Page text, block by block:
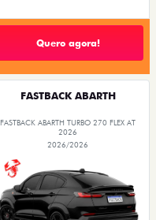
Quero agora!
FASTBACK ABARTH
FASTBACK ABARTH TURBO 270 FLEX AT
2026
2026/2026